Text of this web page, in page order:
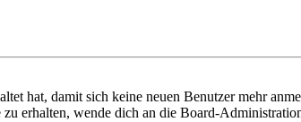
hat, damit sich keine neuen Benutzer mehr
erhalten, wende dich an die Board-